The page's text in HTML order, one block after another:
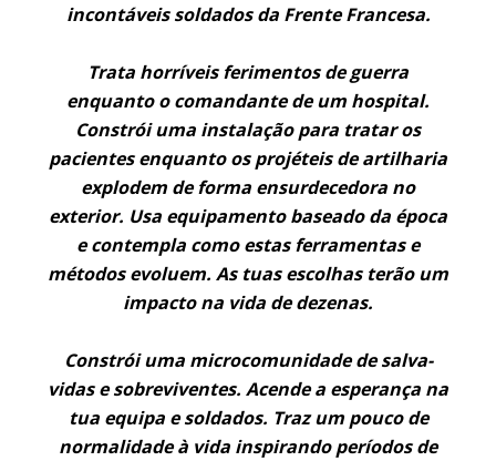
incontáveis ​​soldados da Frente Francesa.
Trata horríveis ferimentos de guerra
enquanto o comandante de um hospital.
Constrói uma instalação para tratar os
pacientes enquanto os projéteis de artilharia
explodem de forma ensurdecedora no
exterior. Usa equipamento baseado da época
e contempla como estas ferramentas e
métodos evoluem. As tuas escolhas terão um
impacto na vida de dezenas.
Constrói uma microcomunidade de salva-
vidas e sobreviventes. Acende a esperança na
tua equipa e soldados. Traz um pouco de
normalidade à vida inspirando períodos de